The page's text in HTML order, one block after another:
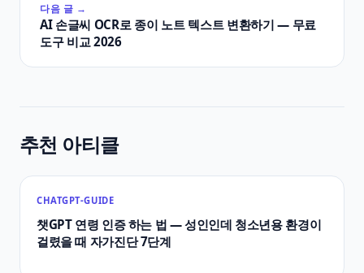
다음 글 →
AI 손글씨 OCR로 종이 노트 텍스트 변환하기 — 무료
도구 비교 2026
추천 아티클
CHATGPT-GUIDE
챗GPT 연령 인증 하는 법 — 성인인데 청소년용 환경이
걸렸을 때 자가진단 7단계